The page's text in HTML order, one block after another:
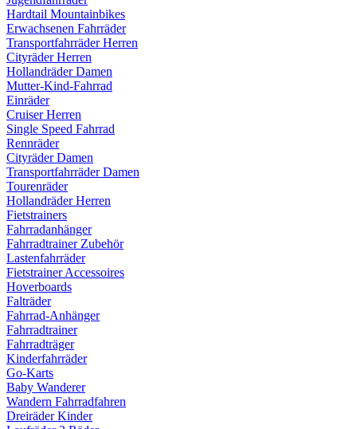
Hardtail Mountainbikes
Erwachsenen Fahrräder
Transportfahrräder Herren
Cityräder Herren
Hollandräder Damen
Mutter-Kind-Fahrrad
Einräder
Cruiser Herren
Single Speed Fahrrad
Rennräder
Cityräder Damen
Transportfahrräder Damen
Tourenräder
Hollandräder Herren
Fietstrainers
Fahrradanhänger
Fahrradtrainer Zubehör
Lastenfahrräder
Fietstrainer Accessoires
Hoverboards
Falträder
Fahrrad-Anhänger
Fahrradtrainer
Fahrradträger
Kinderfahrräder
Go-Karts
Baby Wanderer
Wandern Fahrradfahren
Dreiräder Kinder